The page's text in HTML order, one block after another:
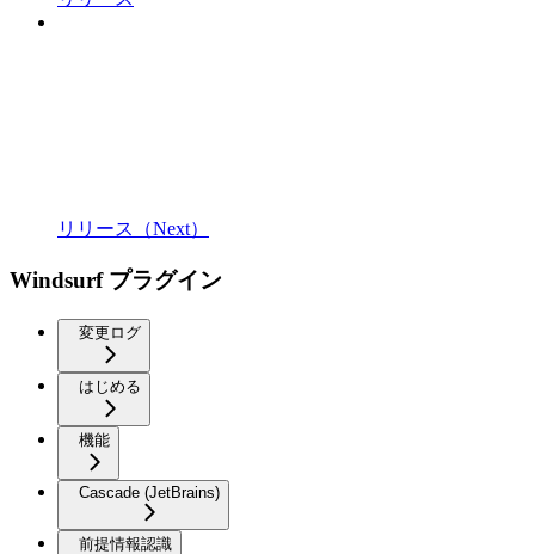
リリース（Next）
Windsurf プラグイン
変更ログ
はじめる
機能
Cascade (JetBrains)
前提情報認識